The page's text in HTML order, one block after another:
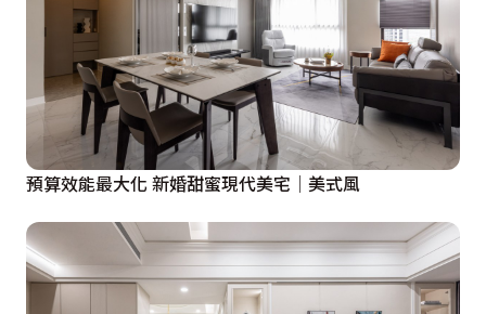
預算效能最大化 新婚甜蜜現代美宅│美式風